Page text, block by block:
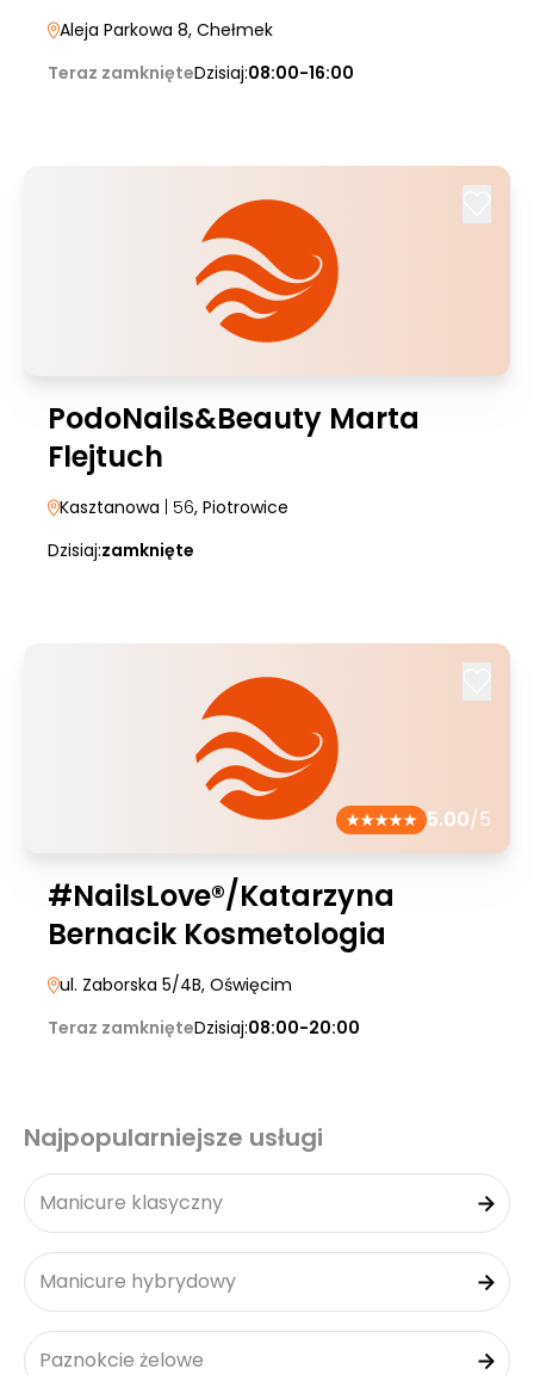
Aleja Parkowa 8, Chełmek
Teraz zamknięteDzisiaj:08:00-16:00
PodoNails&Beauty Marta
Flejtuch
Kasztanowa | 56, Piotrowice
Dzisiaj:zamknięte
5.00/5
#NailsLove®/Katarzyna
Bernacik Kosmetologia
ul. Zaborska 5/4B, Oświęcim
Teraz zamknięteDzisiaj:08:00-20:00
Najpopularniejsze usługi
Manicure klasyczny
Manicure hybrydowy
Paznokcie żelowe